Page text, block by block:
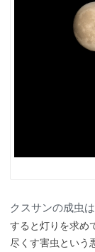
クスサンの成虫
すると灯りを求め
尽くす害虫という